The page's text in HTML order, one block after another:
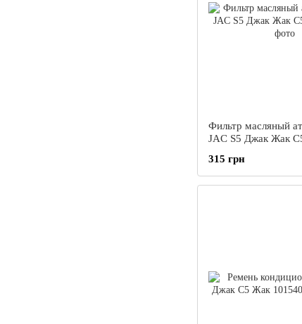
Фильтр масляный
JAC S5 Джак Жак
315 грн